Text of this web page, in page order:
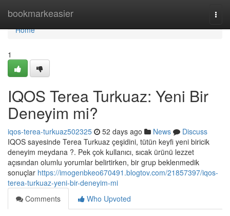
bookmarkeasier
Home
Home
1
IQOS Terea Turkuaz: Yeni Bir
Deneyim mi?
iqos-terea-turkuaz502325 52 days ago News
Discuss
IQOS sayesinde Terea Turkuaz çeşidini, tütün keyfi yeni biricik
deneyim meydana ?. Pek çok kullanıcı, sıcak ürünü lezzet
açısından olumlu yorumlar belirtirken, bir grup beklenmedik
sonuçlar https://imogenbkeo670491.blogtov.com/21857397/iqos-
terea-turkuaz-yeni-bir-deneyim-mi
Comments
Who Upvoted